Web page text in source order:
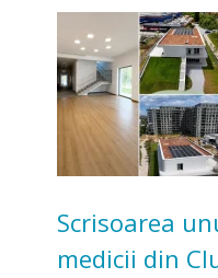
pentru copii
Scrisoarea
medicii din